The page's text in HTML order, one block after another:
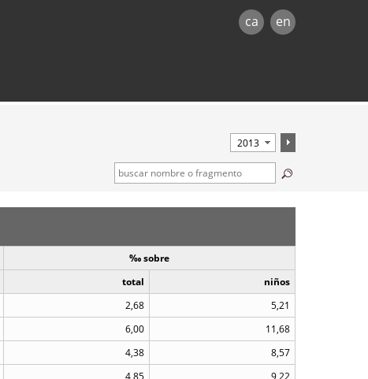
ca en
‰ sobre
total
niños
2,68
5,21
6,00
11,68
4,38
8,57
4,85
9,22